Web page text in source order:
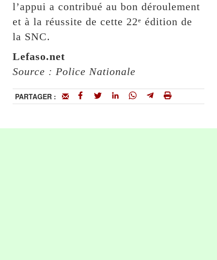
l’appui a contribué au bon déroulement
et à la réussite de cette 22ᵉ édition de
la SNC.
Lefaso.net
Source : Police Nationale
PARTAGER :